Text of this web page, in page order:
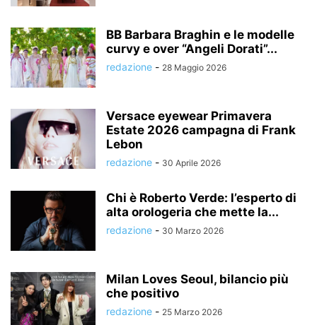
BB Barbara Braghin e le modelle
curvy e over “Angeli Dorati”...
redazione - 28 Maggio 2026
Versace eyewear Primavera
Estate 2026 campagna di Frank
Lebon
redazione - 30 Aprile 2026
Chi è Roberto Verde: l’esperto di
alta orologeria che mette la...
redazione - 30 Marzo 2026
Milan Loves Seoul, bilancio più
che positivo
redazione - 25 Marzo 2026